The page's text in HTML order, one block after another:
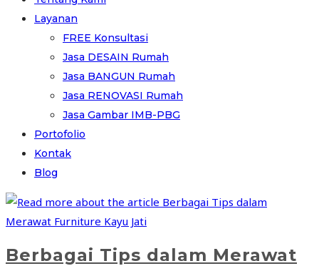
Layanan
FREE Konsultasi
Jasa DESAIN Rumah
Jasa BANGUN Rumah
Jasa RENOVASI Rumah
Jasa Gambar IMB-PBG
Portofolio
Kontak
Blog
Berbagai Tips dalam Merawat